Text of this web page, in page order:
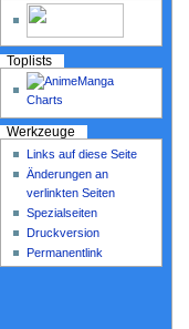
Toplists
Werkzeuge
Links auf diese Seite
Änderungen an
verlinkten Seiten
Spezialseiten
Druckversion
Permanentlink